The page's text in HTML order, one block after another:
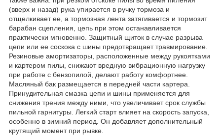
(вверх и назад) рука упирается в ручку тормоза и
отщелкивает ее, а тормозная лента затягивается и тормозит
барабан сцепления, цепь при этом останавливается
практически мгновенно. Защитный щиток в случае разрыва
цепи или ее соскока с шины предотвращает травмирование.
Резиновые амортизаторы, расположенные между рукоятками
и картером пилы, снижают вредную вибрационную нагрузку
при работе с бензопилой, делают работу комфортнее.
Масляный бак размещается в передней части картера.
Принудительная смазка цепи и шины применяется для
снижения трения между ними, что увеличивает срок службы
пильной гарнитуры. Легкий старт влияет на скорость запуска,
особенно в зимний период. Он добавляет дополнительный
крутящий момент при рывке.